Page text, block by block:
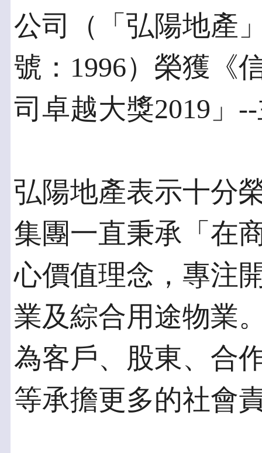
公司（「弘陽地產
號：1996）榮獲《
司卓越大獎2019」
弘陽地產表示十分
集團一直秉承「在
心價值理念，專注
業及綜合用途物業
為客戶、股東、合
等承擔更多的社會